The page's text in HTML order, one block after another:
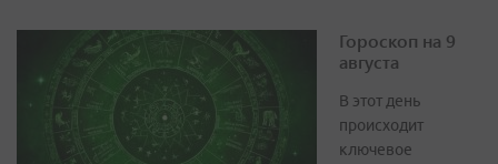
Гороскоп на 9
августа
В этот день
происходит
ключевое